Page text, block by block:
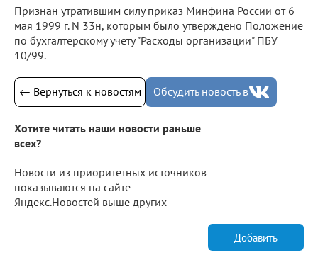
Признан утратившим силу приказ Минфина России от 6
мая 1999 г. N 33н, которым было утверждено Положение
по бухгалтерскому учету "Расходы организации" ПБУ
10/99.
← Вернуться к новостям Обсудить новость в
Хотите читать наши новости раньше
всех?
Новости из приоритетных источников
показываются на сайте
Яндекс.Новостей выше других
Добавить